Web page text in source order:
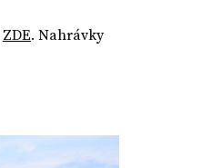
ZDE. Nahrávky